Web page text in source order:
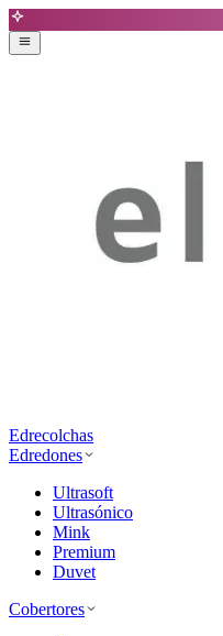
Edrecolchas
Edredones
Ultrasoft
Ultrasónico
Mink
Premium
Duvet
Cobertores